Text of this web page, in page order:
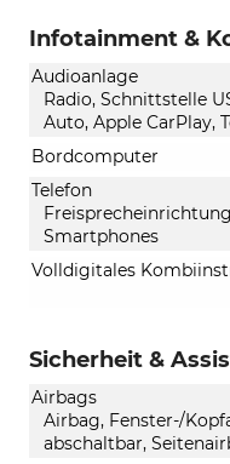
Infotainment &
Audioanlage
Radio, Schnittstelle
Auto, Apple CarPlay,
Bordcomputer
Telefon
Smartphones
Volldigitales
Sicherheit &
Airbags
Airbag, Fenster-/
abschaltbar,